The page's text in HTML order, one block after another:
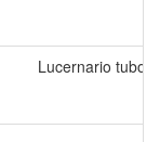
Lucernario